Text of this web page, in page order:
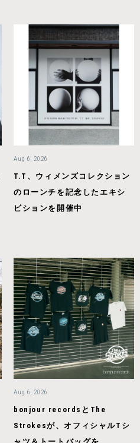
Aug 6, 2026
T.T、ウィメンズコレクション
のローンチを記念したエキシ
ビションを開催中
Aug 6, 2026
bonjour recordsとThe
Strokesが、オフィシャルTシ